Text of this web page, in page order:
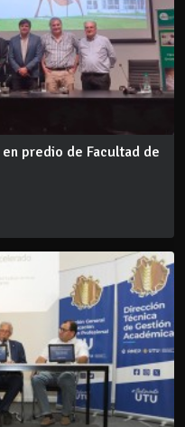
predio de Facultad de